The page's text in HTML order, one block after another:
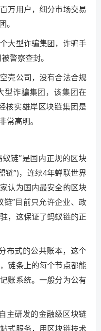
万用户，细分市场交易
。
大型诈骗集团，诈骗手
警察查封。
壳公司，没有合法合规
型诈骗集团，该集团在
核实雄岸区块链集团是
常高明。
链”是国内正规的区块
链”)，连续4年蝉联世界
认为国内最安全的区块
链”目前只允许企业、政
，这保证了蚂蚁链的正
布式的公共账本，这个
链条上的每个节点都能
账系统。一般分为公有
主研发的金融级区块链
式服务，用区块链技术